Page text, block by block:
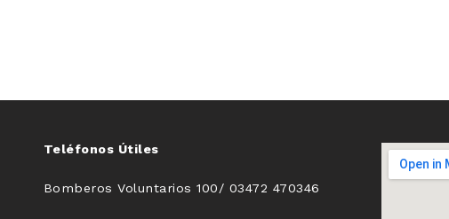
Teléfonos Útiles
Bomberos Voluntarios 100/ 03472 470346